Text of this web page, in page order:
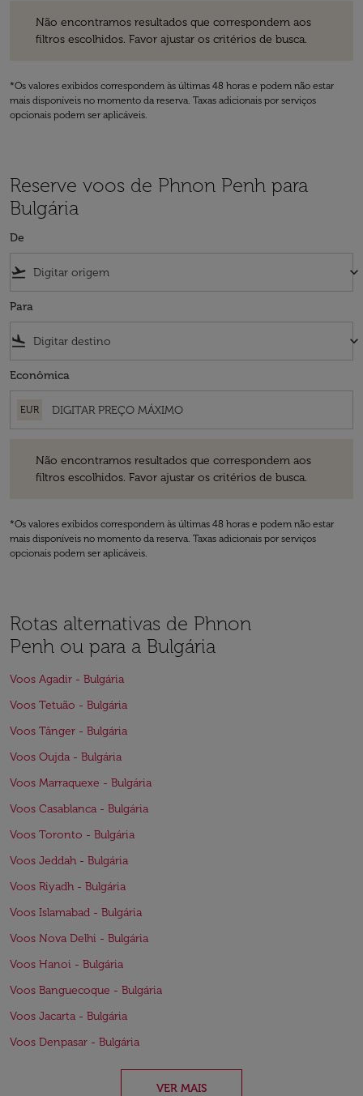
Não encontramos resultados que correspondem aos
filtros escolhidos. Favor ajustar os critérios de busca.
*Os valores exibidos correspondem às últimas 48 horas e podem não estar
mais disponíveis no momento da reserva. Taxas adicionais por serviços
opcionais podem ser aplicáveis.
Reserve voos de Phnon Penh para
Bulgária
De
flight_takeoff keyboard_arrow_down
Para
flight_land keyboard_arrow_down
Econômica
EUR
Não encontramos resultados que correspondem aos
filtros escolhidos. Favor ajustar os critérios de busca.
*Os valores exibidos correspondem às últimas 48 horas e podem não estar
mais disponíveis no momento da reserva. Taxas adicionais por serviços
opcionais podem ser aplicáveis.
Rotas alternativas de Phnon
Penh ou para a Bulgária
Voos Agadir - Bulgária
Voos Tetuão - Bulgária
Voos Tânger - Bulgária
Voos Oujda - Bulgária
Voos Marraquexe - Bulgária
Voos Casablanca - Bulgária
Voos Toronto - Bulgária
Voos Jeddah - Bulgária
Voos Riyadh - Bulgária
Voos Islamabad - Bulgária
Voos Nova Delhi - Bulgária
Voos Hanoi - Bulgária
Voos Banguecoque - Bulgária
Voos Jacarta - Bulgária
Voos Denpasar - Bulgária
VER MAIS